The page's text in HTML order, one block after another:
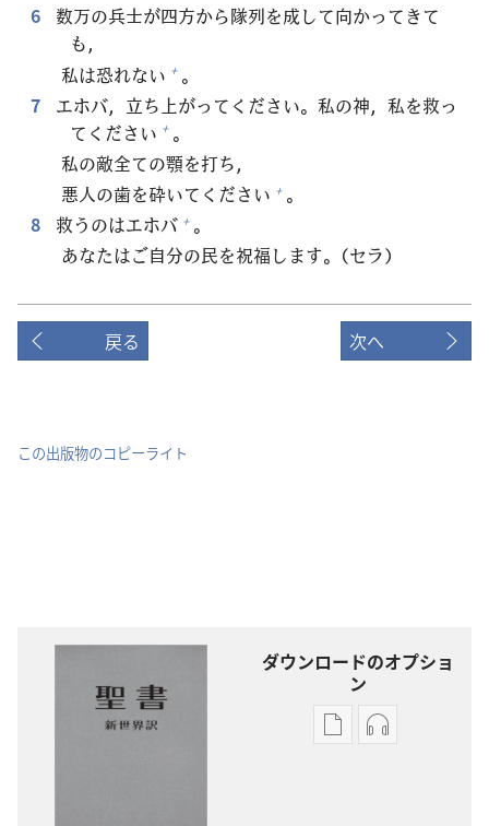
6
数万の兵士が四方から隊列を成して向かってきて
も，
私は恐れない + 。
7
エホバ， 立ち 上がってください。 私の神， 私を救っ
てください + 。
私の敵全ての顎を打ち，
悪人の歯を砕いてください + 。
8
救うのはエホバ + 。
あなたはご自分の民を祝福します。（セラ）
戻る 次へ
この出版物のコピーライト
ダウンロードのオプショ
ン
出
オー